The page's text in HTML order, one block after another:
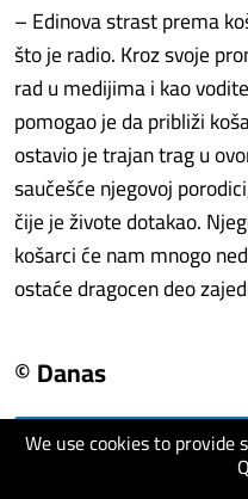
We use cookies to provide
– Edinova strast prema
što je radio. Kroz svoje
rad u medijima i kao
pomogao je da približi
ostavio je trajan trag u
saučešće njegovoj
čije je živote dotakao.
košarci će nam mnogo
ostaće dragocen deo
© Danas
visit